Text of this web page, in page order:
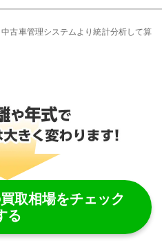
古車管理システムより統計分析して算
取相場をチェック
る